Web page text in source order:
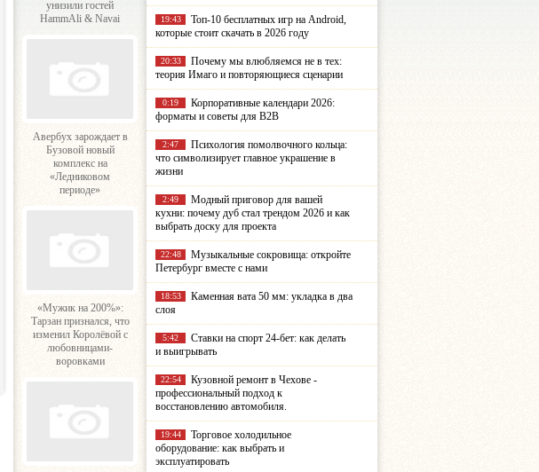
унизили гостей
HammAli & Navai
Авербух зарождает в
Бузовой новый
комплекс на
«Ледниковом
периоде»
«Мужик на 200%»:
Тарзан признался, что
изменил Королёвой с
любовницами-
воровками
19:43
Топ-10 бесплатных игр на Android,
которые стоит скачать в 2026 году
20:33
Почему мы влюбляемся не в тех:
теория Имаго и повторяющиеся сценарии
0:19
Корпоративные календари 2026:
форматы и советы для B2B
2:47
Психология помолвочного кольца:
что символизирует главное украшение в
жизни
2:49
Модный приговор для вашей
кухни: почему дуб стал трендом 2026 и как
выбрать доску для проекта
22:48
Музыкальные сокровища: откройте
Петербург вместе с нами
18:53
Каменная вата 50 мм: укладка в два
слоя
5:42
Ставки на спорт 24-бет: как делать
и выигрывать
22:54
Кузовной ремонт в Чехове -
профессиональный подход к
восстановлению автомобиля.
19:44
Торговое холодильное
оборудование: как выбрать и
эксплуатировать